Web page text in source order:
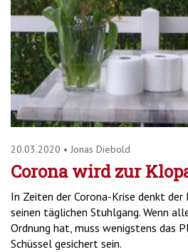
20.03.2020 • Jonas Diebold
Corona wird zur
In Zeiten der Corona-Krise denkt
seinen täglichen Stuhlgang. Wenn
Ordnung hat, muss wenigstens das
Schüssel gesichert sein.